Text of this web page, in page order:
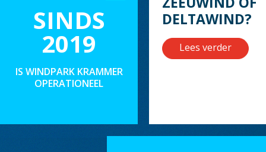
SINDS
2019
IS WINDPARK KRAMMER
OPERATIONEEL
DELTAWIND?
Lees verder